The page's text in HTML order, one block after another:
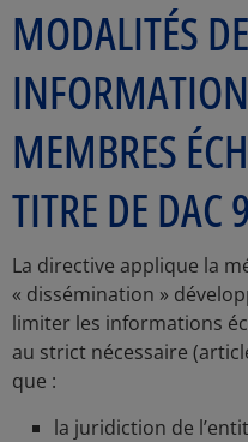
MODALITÉS
MEMBRES
TITRE DE DAC 9
La directive applique la
« dissémination »
limiter les informations
au strict nécessaire
que :
la juridiction de